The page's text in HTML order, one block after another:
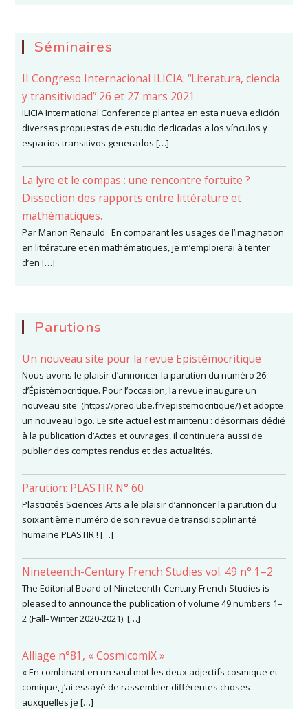
Séminaires
II Congreso Internacional ILICIA: “Literatura, ciencia
y transitividad” 26 et 27 mars 2021
ILICIA International Conference plantea en esta nueva edición
diversas propuestas de estudio dedicadas a los vínculos y
espacios transitivos generados […]
La lyre et le compas : une rencontre fortuite ?
Dissection des rapports entre littérature et
mathématiques.
Par Marion Renauld En comparant les usages de l’imagination
en littérature et en mathématiques, je m’emploierai à tenter
d’en […]
Parutions
Un nouveau site pour la revue Epistémocritique
Nous avons le plaisir d’annoncer la parution du numéro 26
d’Épistémocritique. Pour l’occasion, la revue inaugure un
nouveau site (https://preo.ube.fr/epistemocritique/) et adopte
un nouveau logo. Le site actuel est maintenu : désormais dédié
à la publication d’Actes et ouvrages, il continuera aussi de
publier des comptes rendus et des actualités.
Parution: PLASTIR N° 60
Plasticités Sciences Arts a le plaisir d’annoncer la parution du
soixantième numéro de son revue de transdisciplinarité
humaine PLASTIR ! […]
Nineteenth-Century French Studies vol. 49 n° 1–2
The Editorial Board of Nineteenth-Century French Studies is
pleased to announce the publication of volume 49 numbers 1–
2 (Fall–Winter 2020-2021). […]
Alliage n°81, « CosmicomiX »
« En combinant en un seul mot les deux adjectifs cosmique et
comique, j’ai essayé de rassembler différentes choses
auxquelles je […]